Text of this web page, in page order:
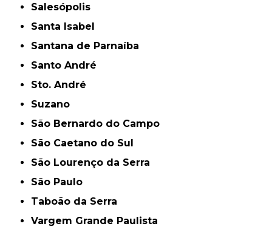
Salesópolis
Santa Isabel
Santana de Parnaíba
Santo André
Sto. André
Suzano
São Bernardo do Campo
São Caetano do Sul
São Lourenço da Serra
São Paulo
Taboão da Serra
Vargem Grande Paulista